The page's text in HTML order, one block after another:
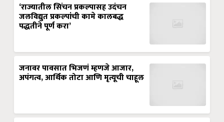
‘राज्यातील सिंचन प्रकल्पासह उदंचन
जलविद्युत प्रकल्पांची कामे कालबद्ध
पद्धतीने पूर्ण करा’
जनावर पावसात भिजणं म्हणजे आजार,
अपंगत्व, आर्थिक तोटा आणि मृत्यूची चाहूल